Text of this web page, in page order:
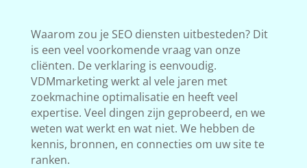
Waarom zou je SEO diensten uitbesteden? Dit
is een veel voorkomende vraag van onze
cliënten. De verklaring is eenvoudig.
VDMmarketing werkt al vele jaren met
zoekmachine optimalisatie en heeft veel
expertise. Veel dingen zijn geprobeerd, en we
weten wat werkt en wat niet. We hebben de
kennis, bronnen, en connecties om uw site te
ranken.